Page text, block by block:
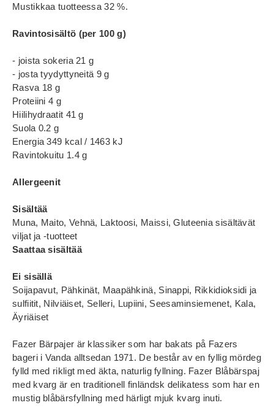
Mustikkaa tuotteessa 32 %.
Ravintosisältö (per 100 g)
- joista sokeria 21 g
- josta tyydyttyneitä 9 g
Rasva 18 g
Proteiini 4 g
Hiilihydraatit 41 g
Suola 0.2 g
Energia 349 kcal / 1463 kJ
Ravintokuitu 1.4 g
Allergeenit
Sisältää
Muna, Maito, Vehnä, Laktoosi, Maissi, Gluteenia sisältävät
viljat ja -tuotteet
Saattaa sisältää
Ei sisällä
Soijapavut, Pähkinät, Maapähkinä, Sinappi, Rikkidioksidi ja
sulfiitit, Nilviäiset, Selleri, Lupiini, Seesaminsiemenet, Kala,
Äyriäiset
Fazer Bärpajer är klassiker som har bakats på Fazers
bageri i Vanda alltsedan 1971. De består av en fyllig mördeg
fylld med rikligt med äkta, naturlig fyllning. Fazer Blåbärspaj
med kvarg är en traditionell finländsk delikatess som har en
mustig blåbärsfyllning med härligt mjuk kvarg inuti.